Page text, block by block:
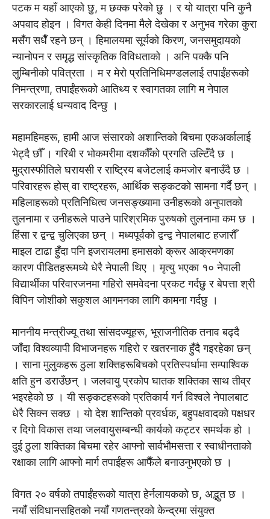
पटक म यहाँ आएको छु, म छक्क परेको छु । र यो यात्रा पनि कुनै
अपवाद होइन । विगत केही दिनमा मैले देखेका र अनुभव गरेका कुरा
मसँग सधैँ रहने छन् । हिमालयमा सूर्यको किरण, जनसमुदायको
न्यानोपन र समृद्ध सांस्कृतिक विविधताको । अनि पक्कै पनि
लुम्बिनीको पवित्रता । म र मेरो प्रतिनिधिमण्डललाई तपाईंहरूको
निमन्त्रणा, तपाईंहरूको आतिथ्य र स्वागतका लागि म नेपाल
सरकारलाई धन्यवाद दिन्छु ।
महामहिमहरू, हामी आज संसारको अशान्तिको बिचमा एकअर्कालाई
भेट्दै छौँ । गरिबी र भोकमरीमा दशकौँको प्रगति उल्टिँदै छ ।
मुद्रास्फीतिले घरायसी र राष्ट्रिय बजेटलाई कमजोर बनाउँदै छ ।
परिवारहरू होस् वा राष्ट्रहरू, आर्थिक सङ्कटको सामना गर्दै छन् ।
महिलाहरूको प्रतिनिधित्व जनसङ्ख्यामा उनीहरूको अनुपातको
तुलनामा र उनीहरूले पाउने पारिश्रमिक पुरुषको तुलनामा कम छ ।
हिंसा र द्वन्द्व चुलिएका छन् । मध्यपूर्वको द्वन्द्व नेपालबाट हजारौँ
माइल टाढा हुँदा पनि इजरायलमा हमासको क्रूर आक्रमणका
कारण पीडितहरूमध्ये धेरै नेपाली थिए । मृत्यु भएका १० नेपाली
विद्यार्थीका परिवारजनमा गहिरो समवेदना प्रकट गर्दछु र बेपत्ता श्री
विपिन जोशीको सकुशल आगमनका लागि कामना गर्दछु ।
माननीय मन्त्रीज्यू तथा सांसदज्यूहरू, भूराजनीतिक तनाव बढ्दै
जाँदा विश्वव्यापी विभाजनहरू गहिरो र खतरनाक हुँदै गइरहेका छन्
। साना मुलुकहरू ठुला शक्तिहरूबिचको प्रतिस्पर्धामा सम्पाश्विक
क्षति हुन डराउँछन् । जलवायु प्रकोप घातक शक्तिका साथ तीव्र
भइरहेको छ । यी सङ्कटहरूको प्रतिकार्य गर्न विश्वले नेपालबाट
धेरै सिक्न सक्छ । यो देश शान्तिको प्रवर्धक, बहुपक्षवादको पक्षधर
र दिगो विकास तथा जलवायुसम्बन्धी कार्यको कट्टर समर्थक हो ।
दुई ठुला शक्तिका बिचमा रहेर आफ्नो सार्वभौमसत्ता र स्वाधीनताको
रक्षाका लागि आफ्नो मार्ग तपाईंहरू आफैँले बनाउनुभएको छ ।
विगत २० वर्षको तपाईंहरूको यात्रा हेर्नलायकको छ, अद्भुत छ ।
नयाँ संविधानसहितको नयाँ गणतन्त्रको केन्द्रमा संयुक्त